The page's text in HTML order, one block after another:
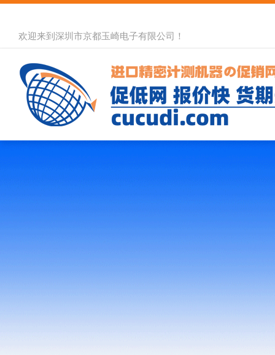
欢迎来到深圳市京都玉崎电子有限公司！